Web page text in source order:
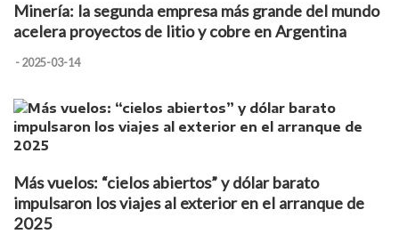
Minería: la segunda empresa más grande del mundo
acelera proyectos de litio y cobre en Argentina
- 2025-03-14
Más vuelos: “cielos abiertos” y dólar barato
impulsaron los viajes al exterior en el arranque de
2025